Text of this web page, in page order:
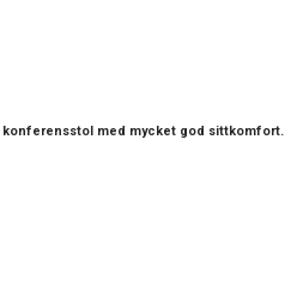
med mycket god sittkomfort.